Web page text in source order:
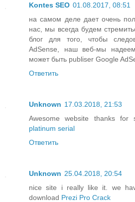
Kontes SEO 01.08.2017, 08:51
на самом деле дает очень
нас, мы всегда будем
блог для того, чтобы
AdSense, наш веб-мы
может быть publiser Google
Ответить
Unknown 17.03.2018, 21:53
Awesome website thanks for
platinum serial
Ответить
Unknown 25.04.2018, 20:54
nice site i really like it. we
download Prezi Pro Crack